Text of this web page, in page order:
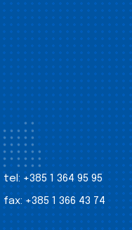
tel: +385 1 364 95 95
fax: +385 1 366 43 74